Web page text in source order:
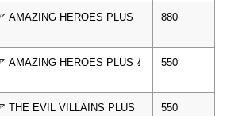
AMAZING HEROES PLUS
880
AMAZING HEROES PLUS ｵ
550
THE EVIL VILLAINS PLUS
550